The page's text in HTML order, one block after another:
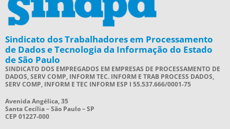
Sindicato dos Trabalhadores em Processamento
de Dados e Tecnologia da Informação do Estado
de São Paulo
SINDICATO DOS EMPREGADOS EM EMPRESAS DE PROCESSAMENTO DE
DADOS, SERV COMP, INFORM TEC. INFORM E TRAB PROCESS DADOS,
SERV COMP, INFORM E TEC INFORM ESP I 55.537.666/0001-75
Avenida Angélica, 35
Santa Cecília – São Paulo – SP
CEP 01227-000